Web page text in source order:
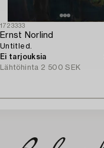
1723333
Ernst Norlind
Untitled.
Ei tarjouksia
Lähtöhinta 2 500 SEK